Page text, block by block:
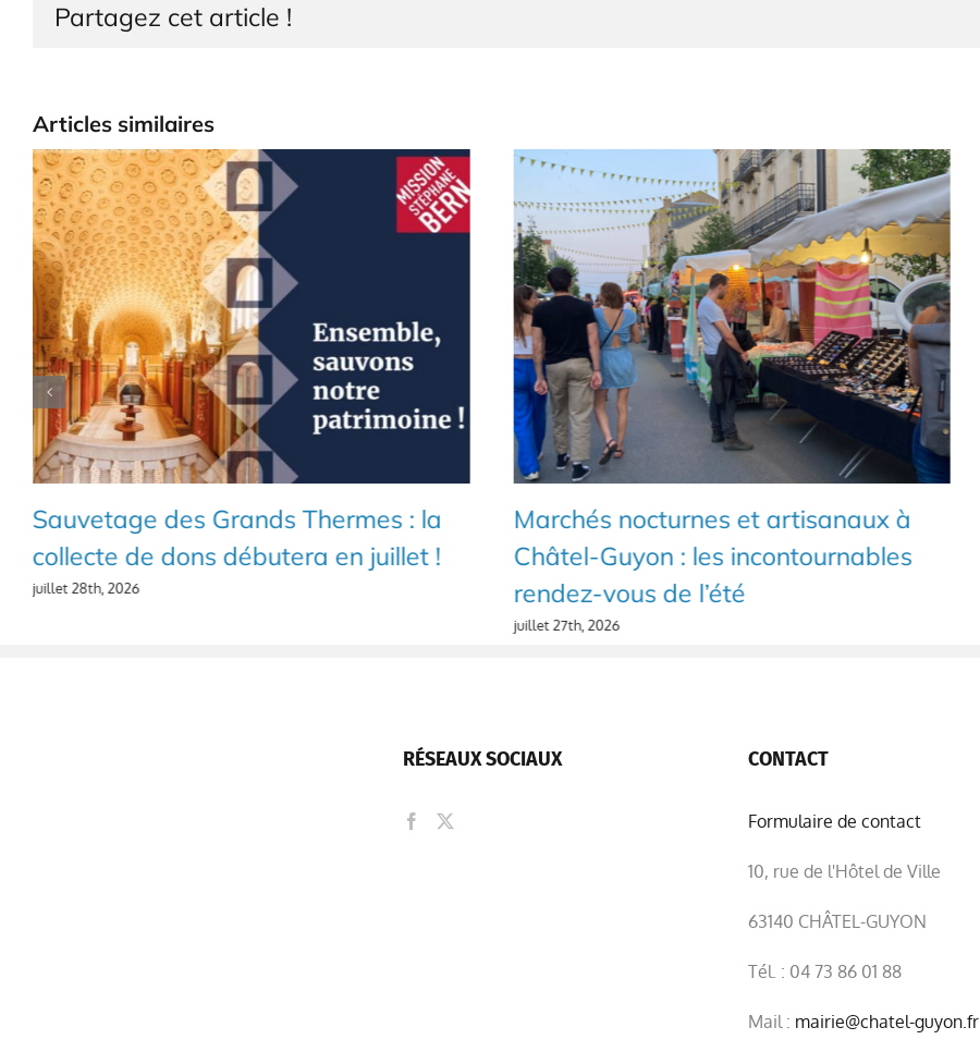
Partagez cet article !
Articles similaires
Sauvetage des Grands Thermes : la
collecte de dons débutera en juillet !
juillet 28th, 2026
Marchés nocturnes et artisanaux à
Châtel-Guyon : les incontournables
rendez-vous de l’été
juillet 27th, 2026
RÉSEAUX SOCIAUX CONTACT
Formulaire de contact
10, rue de l'Hôtel de Ville
63140 CHÂTEL-GUYON
Tél. : 04 73 86 01 88
Mail : mairie@chatel-guyon.fr